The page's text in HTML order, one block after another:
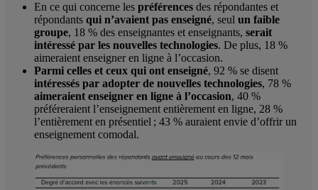
En ce qui concerne les préférences des répondantes et
répondants qui n’avaient pas enseigné, seul un faible
groupe, 18 % des enseignantes et enseignants, serait
intéressé par les nouvelles technologies. De plus, 18 %
aimeraient enseigner en ligne à l’occasion.
Parmi celles et ceux qui ont enseigné, 92 % se disent
intéressés par adopter de nouvelles technologies, 78 %
aimeraient enseigner en ligne à l’occasion, 40 %
préféreraient l’enseignement entièrement en ligne, 28 %
l’entièrement en présentiel ; 43 % auraient envie d’offrir un
enseignement comodal.